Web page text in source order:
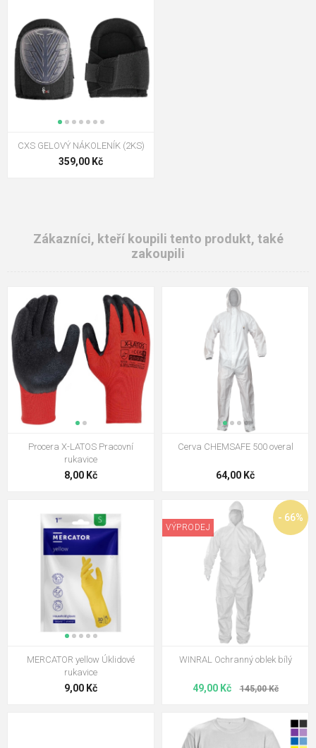
CXS GELOVÝ NÁKOLENÍK (2KS)
359,00 Kč
Zákazníci, kteří koupili tento produkt, také
zakoupili
Procera X-LATOS Pracovní
rukavice
8,00 Kč
Cerva CHEMSAFE 500 overal
64,00 Kč
MERCATOR yellow Úklidové
rukavice
9,00 Kč
- 66%
VÝPRODEJ
WINRAL Ochranný oblek bílý
49,00 Kč 145,00 Kč